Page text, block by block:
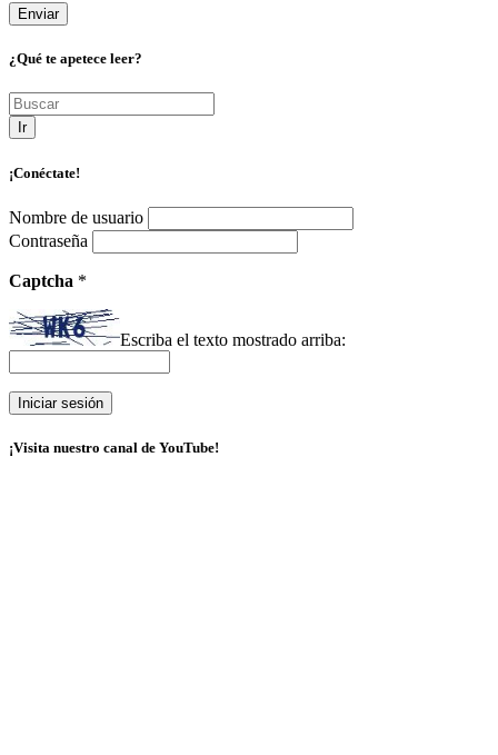
¿Qué te apetece leer?
Ir
¡Conéctate!
Nombre de usuario
Contraseña
Captcha *
Escriba el texto mostrado arriba:
¡Visita nuestro canal de YouTube!